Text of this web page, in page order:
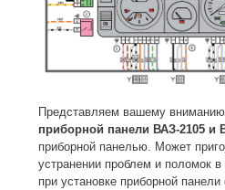
Представляем вашему вниманию
приборной панели ВАЗ-2105 и
приборной панелью. Может
устранении проблем и поломок
при установке приборной